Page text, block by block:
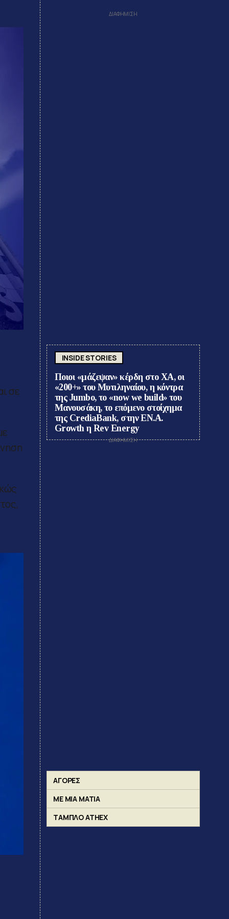
σε
INSIDE STORIES
Ποιοι «μάζεψαν» κέρδη στο ΧΑ, οι
«200+» του Μυτιληναίου, η κόντρα
της Jumbo, το «now we build» του
Μανουσάκη, το επόμενο στοίχημα
της CrediaBank, στην ΕΝ.Α.
Growth η Rev Energy
ΑΓΟΡΕΣ
ΜΕ ΜΙΑ ΜΑΤΙΑ
ΤΑΜΠΛΟ ATHEX